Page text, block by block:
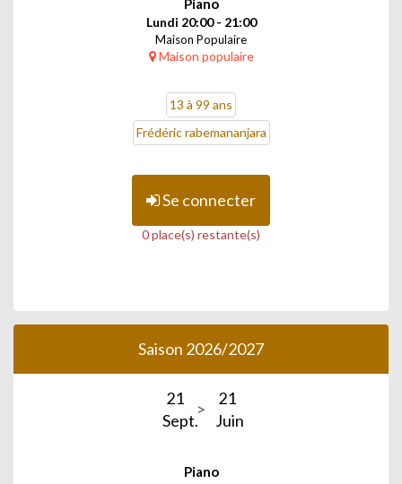
Piano
Lundi 20:00 - 21:00
Maison Populaire
Maison populaire
13 à 99 ans
Frédéric rabemananjara
Se connecter
0 place(s) restante(s)
Saison 2026/2027
21
Sept.
21
Juin
Piano